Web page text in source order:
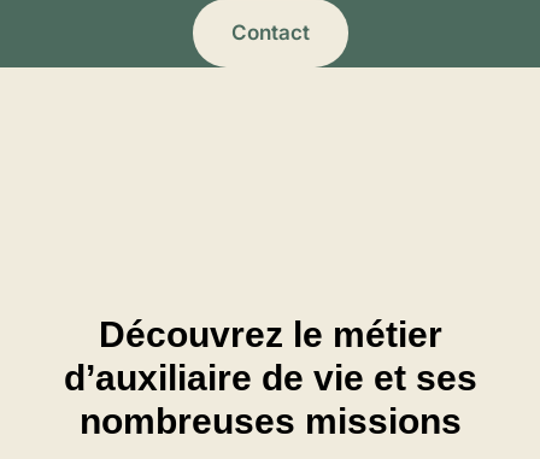
Contact
Découvrez le métier
d’auxiliaire de vie et ses
nombreuses missions